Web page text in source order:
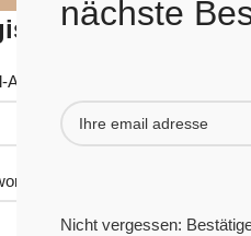
nächste
Nicht vergessen:
Adresse